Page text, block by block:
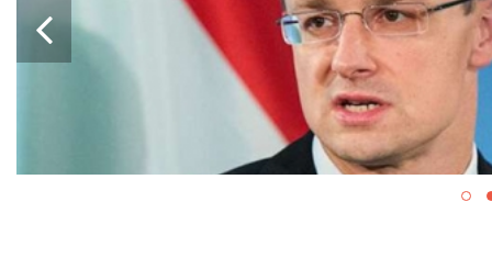
ВОЕННОЙ ПОМОЩИ ЕС ДЛЯ
УКРАИНЫ